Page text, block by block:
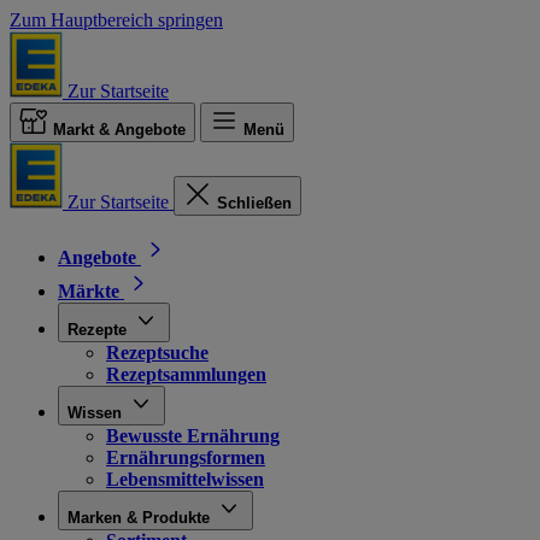
Zum Hauptbereich springen
Zur Startseite
Markt & Angebote Menü
Zur Startseite Schließen
Angebote
Märkte
Rezepte
Rezeptsuche
Rezeptsammlungen
Wissen
Bewusste Ernährung
Ernährungsformen
Lebensmittelwissen
Marken & Produkte